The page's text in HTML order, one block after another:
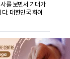
를 보면서 기대가
. 대한민국 화이